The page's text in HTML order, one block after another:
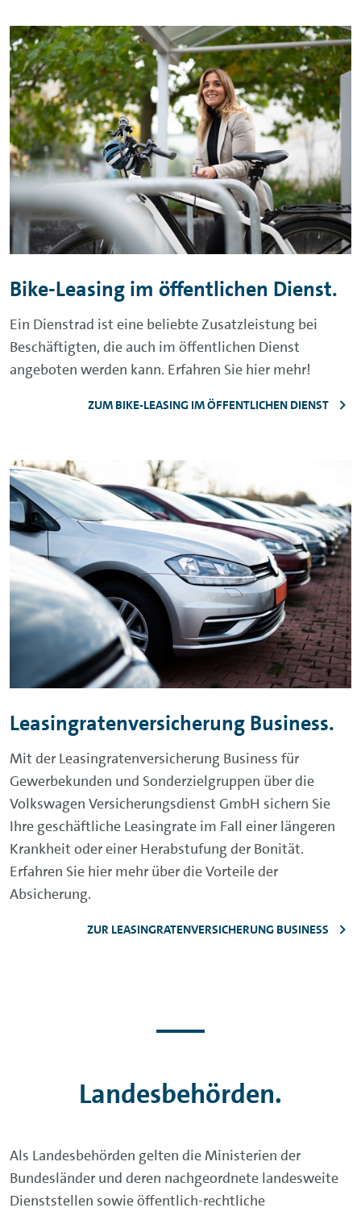
Bike-Leasing im öffentlichen Dienst.
Ein Dienstrad ist eine beliebte Zusatzleistung bei
Beschäftigten, die auch im öffentlichen Dienst
angeboten werden kann. Erfahren Sie hier mehr!
ZUM BIKE-LEASING IM ÖFFENTLICHEN DIENST
Leasingratenversicherung Business.
Mit der Leasingratenversicherung Business für
Gewerbekunden und Sonderzielgruppen über die
Volkswagen Versicherungsdienst GmbH sichern Sie
Ihre geschäftliche Leasingrate im Fall einer längeren
Krankheit oder einer Herabstufung der Bonität.
Erfahren Sie hier mehr über die Vorteile der
Absicherung.
ZUR LEASINGRATENVERSICHERUNG BUSINESS
Landesbehörden.
Als Landesbehörden gelten die Ministerien der
Bundesländer und deren nachgeordnete landesweite
Dienststellen sowie öffentlich-rechtliche